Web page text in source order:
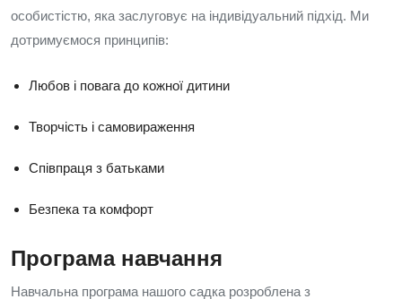
особистістю, яка заслуговує на індивідуальний підхід. Ми
дотримуємося принципів:
Любов і повага до кожної дитини
Творчість і самовираження
Співпраця з батьками
Безпека та комфорт
Програма навчання
Навчальна програма нашого садка розроблена з